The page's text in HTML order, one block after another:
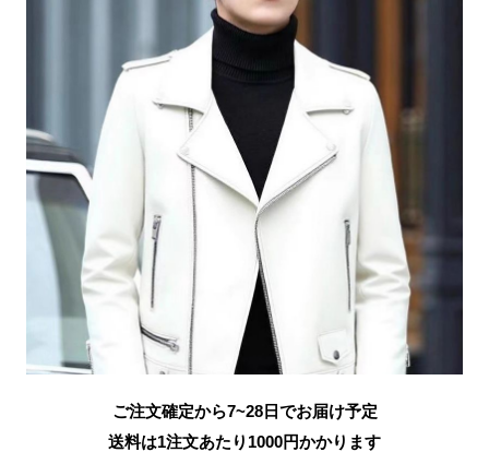
ご注文確定から7~28日でお届け予定
送料は1注文あたり 1000円かかります